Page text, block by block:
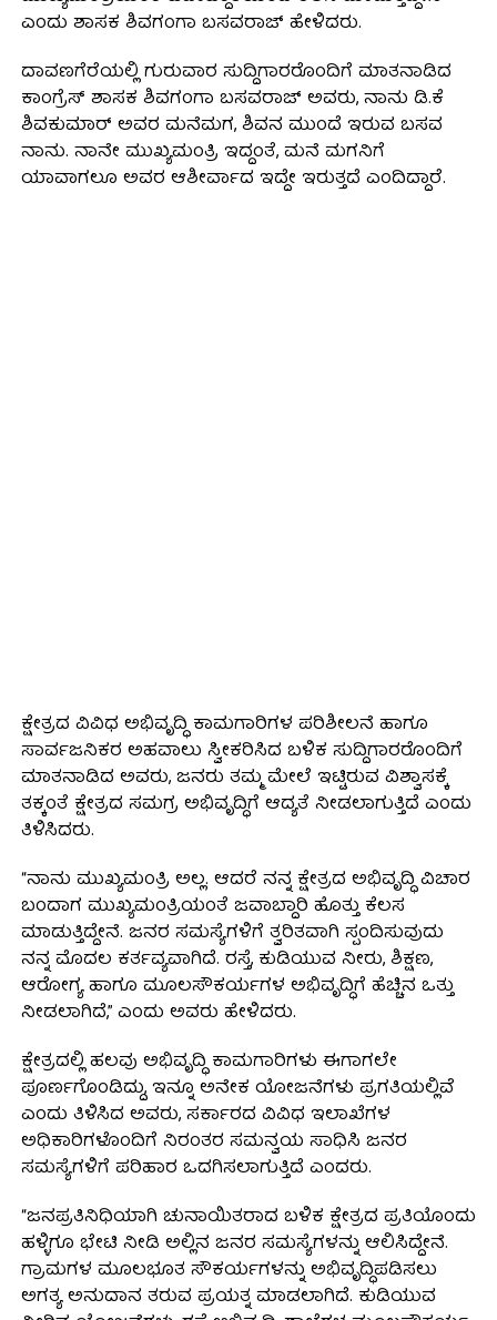
ಎಂದು ಶಾಸಕ ಶಿವಗಂಗಾ ಬಸವರಾಜ್ ಹೇಳಿದರು.
ದಾವಣಗೆರೆಯಲ್ಲಿ ಗುರುವಾರ ಸುದ್ದಿಗಾರರೊಂದಿಗೆ ಮಾತನಾಡಿದ
ಕಾಂಗ್ರೆಸ್ ಶಾಸಕ ಶಿವಗಂಗಾ ಬಸವರಾಜ್ ಅವರು, ನಾನು ಡಿ.ಕೆ
ಶಿವಕುಮಾರ್‌ ಅವರ ಮನೆಮಗ, ಶಿವನ ಮುಂದೆ ಇರುವ ಬಸವ
ನಾನು. ನಾನೇ ಮುಖ್ಯಮಂತ್ರಿ ಇದ್ದಂತೆ, ಮನೆ ಮಗನಿಗೆ
ಯಾವಾಗಲೂ ಅವರ ಆಶೀರ್ವಾದ ಇದ್ದೇ ಇರುತ್ತದೆ ಎಂದಿದ್ದಾರೆ.
ಕ್ಷೇತ್ರದ ವಿವಿಧ ಅಭಿವೃದ್ಧಿ ಕಾಮಗಾರಿಗಳ ಪರಿಶೀಲನೆ ಹಾಗೂ
ಸಾರ್ವಜನಿಕರ ಅಹವಾಲು ಸ್ವೀಕರಿಸಿದ ಬಳಿಕ ಸುದ್ದಿಗಾರರೊಂದಿಗೆ
ಮಾತನಾಡಿದ ಅವರು, ಜನರು ತಮ್ಮ ಮೇಲೆ ಇಟ್ಟಿರುವ ವಿಶ್ವಾಸಕ್ಕೆ
ತಕ್ಕಂತೆ ಕ್ಷೇತ್ರದ ಸಮಗ್ರ ಅಭಿವೃದ್ಧಿಗೆ ಆದ್ಯತೆ ನೀಡಲಾಗುತ್ತಿದೆ ಎಂದು
ತಿಳಿಸಿದರು.
“ನಾನು ಮುಖ್ಯಮಂತ್ರಿ ಅಲ್ಲ. ಆದರೆ ನನ್ನ ಕ್ಷೇತ್ರದ ಅಭಿವೃದ್ಧಿ ವಿಚಾರ
ಬಂದಾಗ ಮುಖ್ಯಮಂತ್ರಿಯಂತೆ ಜವಾಬ್ದಾರಿ ಹೊತ್ತು ಕೆಲಸ
ಮಾಡುತ್ತಿದ್ದೇನೆ. ಜನರ ಸಮಸ್ಯೆಗಳಿಗೆ ತ್ವರಿತವಾಗಿ ಸ್ಪಂದಿಸುವುದು
ನನ್ನ ಮೊದಲ ಕರ್ತವ್ಯವಾಗಿದೆ. ರಸ್ತೆ, ಕುಡಿಯುವ ನೀರು, ಶಿಕ್ಷಣ,
ಆರೋಗ್ಯ ಹಾಗೂ ಮೂಲಸೌಕರ್ಯಗಳ ಅಭಿವೃದ್ಧಿಗೆ ಹೆಚ್ಚಿನ ಒತ್ತು
ನೀಡಲಾಗಿದೆ,” ಎಂದು ಅವರು ಹೇಳಿದರು.
ಕ್ಷೇತ್ರದಲ್ಲಿ ಹಲವು ಅಭಿವೃದ್ಧಿ ಕಾಮಗಾರಿಗಳು ಈಗಾಗಲೇ
ಪೂರ್ಣಗೊಂಡಿದ್ದು, ಇನ್ನೂ ಅನೇಕ ಯೋಜನೆಗಳು ಪ್ರಗತಿಯಲ್ಲಿವೆ
ಎಂದು ತಿಳಿಸಿದ ಅವರು, ಸರ್ಕಾರದ ವಿವಿಧ ಇಲಾಖೆಗಳ
ಅಧಿಕಾರಿಗಳೊಂದಿಗೆ ನಿರಂತರ ಸಮನ್ವಯ ಸಾಧಿಸಿ ಜನರ
ಸಮಸ್ಯೆಗಳಿಗೆ ಪರಿಹಾರ ಒದಗಿಸಲಾಗುತ್ತಿದೆ ಎಂದರು.
“ಜನಪ್ರತಿನಿಧಿಯಾಗಿ ಚುನಾಯಿತರಾದ ಬಳಿಕ ಕ್ಷೇತ್ರದ ಪ್ರತಿಯೊಂದು
ಹಳ್ಳಿಗೂ ಭೇಟಿ ನೀಡಿ ಅಲ್ಲಿನ ಜನರ ಸಮಸ್ಯೆಗಳನ್ನು ಆಲಿಸಿದ್ದೇನೆ.
ಗ್ರಾಮಗಳ ಮೂಲಭೂತ ಸೌಕರ್ಯಗಳನ್ನು ಅಭಿವೃದ್ಧಿಪಡಿಸಲು
ಅಗತ್ಯ ಅನುದಾನ ತರುವ ಪ್ರಯತ್ನ ಮಾಡಲಾಗಿದೆ. ಕುಡಿಯುವ